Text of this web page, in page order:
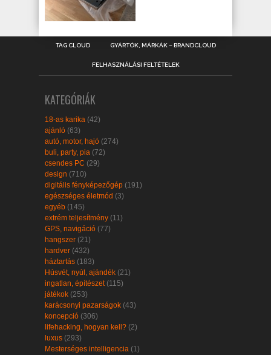
TAG CLOUD GYÁRTÓK, MÁRKÁK – BRANDCLOUD
FELHASZNÁLÁSI FELTÉTELEK
KATEGÓRIÁK
18-as karika (42)
ajánló (63)
autó, motor, hajó (274)
buli, party, pia (72)
csendes PC (29)
design (710)
digitális fényképezőgép (191)
egészséges életmód (3)
egyéb (145)
extrém teljesítmény (11)
GPS, navigáció (77)
hangszer (21)
hardver (432)
háztartás (183)
Húsvét, nyúl, ajándék (21)
ingatlan, építészet(115)
játékok (253)
karácsonyi pazarságok (43)
koncepció (306)
lifehacking, hogyan kell? (2)
luxus (293)
Mesterséges intelligencia (1)